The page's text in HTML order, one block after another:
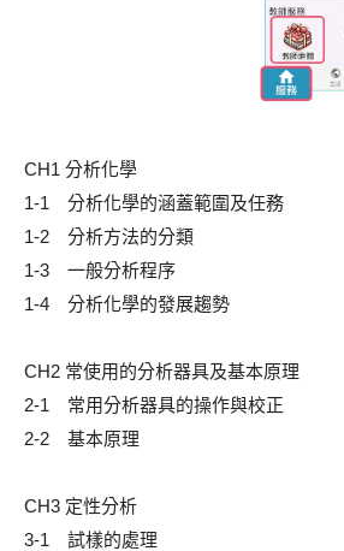
CH1 分析化學
1-1 分析化學的涵蓋範圍及任務
1-2 分析方法的分類
1-3 一般分析程序
1-4 分析化學的發展趨勢
CH2 常使用的分析器具及基本原理
2-1 常用分析器具的操作與校正
2-2 基本原理
CH3 定性分析
3-1 試樣的處理